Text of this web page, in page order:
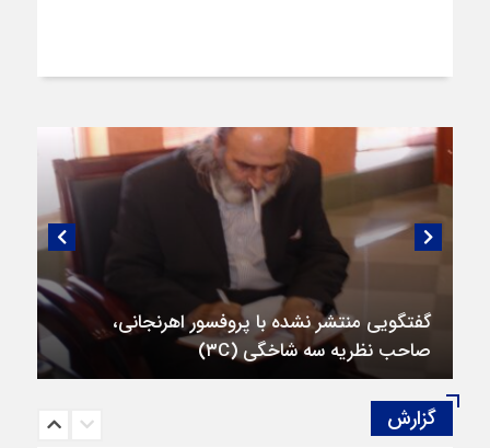
گفتگویی منتشر نشده با پروفسور اهرنجانی،
صاحب نظریه سه‌ شاخگی (۳C)
گزارش‌